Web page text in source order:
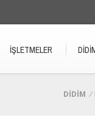
İŞLETMELER
DİDİM /